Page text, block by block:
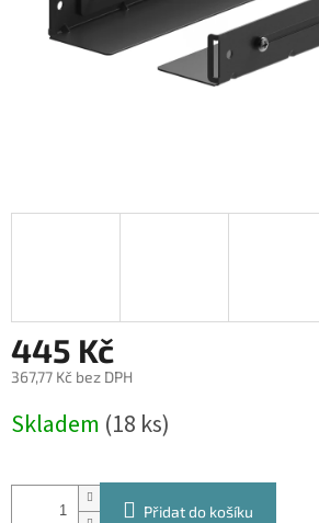
445 Kč
367,77 Kč bez DPH
cena:
Skladem (18 ks)
Přidat do košíku